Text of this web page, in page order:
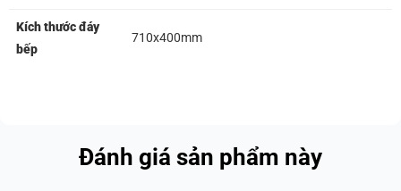
Kích thước đáy
bếp
710x400mm
Đánh giá sản phẩm này